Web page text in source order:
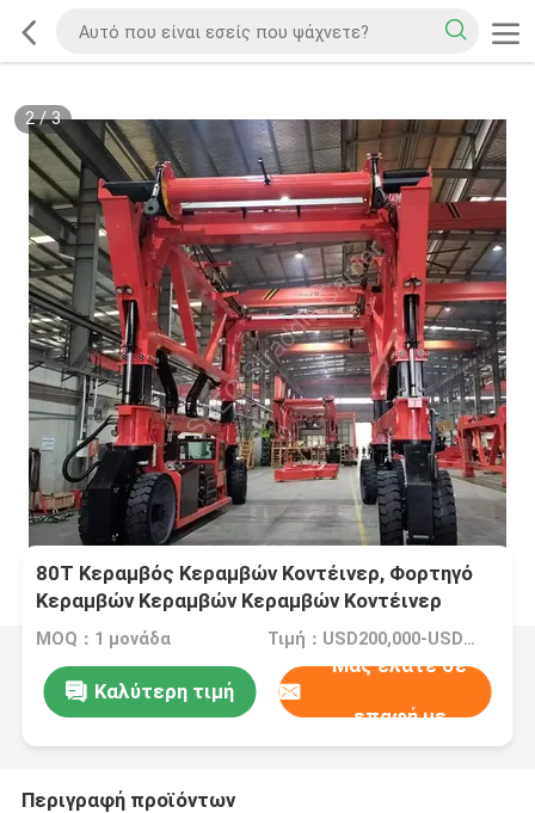
2/3
80T Κεραμβός Κεραμβών Κοντέινερ, Φορτηγό
Κεραμβών Κεραμβών Κεραμβών Κοντέινερ
Στάκερ, Προσαρμοσμένος Φορέας Κεραμβών
MOQ：1 μονάδα Τιμή：USD200,000-USD400,000/Unit
Καλύτερη τιμή
Μας ελάτε σε
επαφή με
Περιγραφή προϊόντων